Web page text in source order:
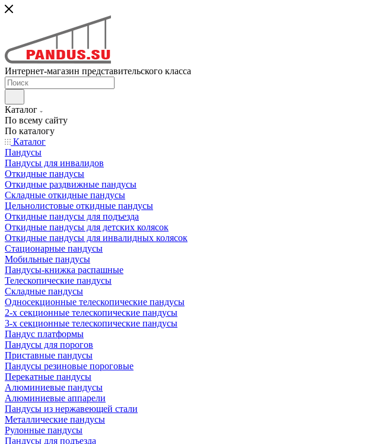
Интернет-магазин представительского класса
Каталог
По всему сайту
По каталогу
Каталог
Пандусы
Пандусы для инвалидов
Откидные пандусы
Откидные раздвижные пандусы
Складные откидные пандусы
Цельнолистовые откидные пандусы
Откидные пандусы для подъезда
Откидные пандусы для детских колясок
Откидные пандусы для инвалидных колясок
Стационарные пандусы
Мобильные пандусы
Пандусы-книжка распашные
Телескопические пандусы
Складные пандусы
Односекционные телескопические пандусы
2-х секционные телескопические пандусы
3-х секционные телескопические пандусы
Пандус платформы
Пандусы для порогов
Приставные пандусы
Пандусы резиновые пороговые
Перекатные пандусы
Алюминиевые пандусы
Алюминиевые аппарели
Пандусы из нержавеющей стали
Металлические пандусы
Рулонные пандусы
Пандусы для подъезда